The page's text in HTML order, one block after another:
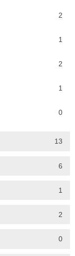
2
1
2
1
0
13
6
1
2
0